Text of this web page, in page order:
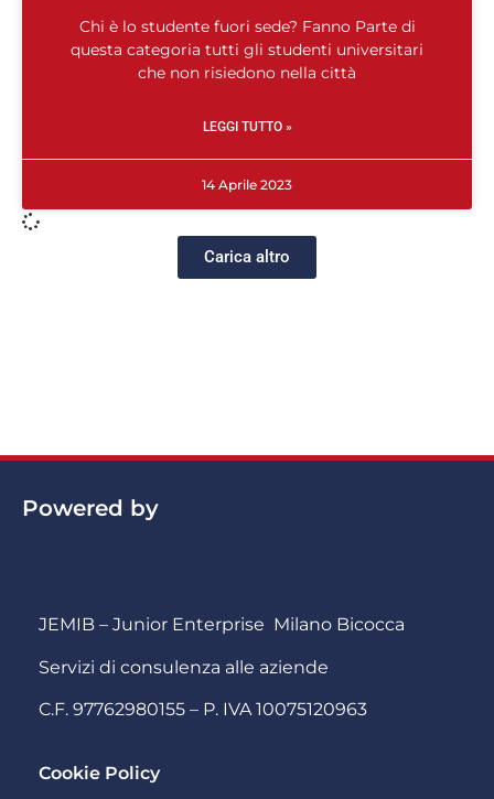
Chi è lo studente fuori sede? Fanno Parte di
questa categoria tutti gli studenti universitari
che non risiedono nella città
LEGGI TUTTO »
14 Aprile 2023
Carica altro
Powered by
JEMIB – Junior Enterprise Milano Bicocca
Servizi di consulenza alle aziende
C.F. 97762980155 – P. IVA 10075120963
Cookie Policy